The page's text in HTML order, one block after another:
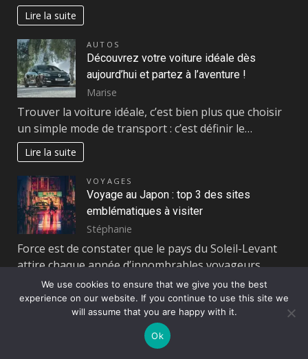
Lire la suite
AUTOS
Découvrez votre voiture idéale dès
aujourd’hui et partez à l’aventure !
Marise
Trouver la voiture idéale, c’est bien plus que choisir
un simple mode de transport : c’est définir le…
Lire la suite
VOYAGES
Voyage au Japon : top 3 des sites
emblématiques à visiter
Stéphanie
Force est de constater que le pays du Soleil-Levant
attire chaque année d’innombrables voyageurs
provenant des quatre coins…
Lire la suite
Les pannes les plus insolites recensées
We use cookies to ensure that we give you the best
experience on our website. If you continue to use this site we
will assume that you are happy with it.
Ok